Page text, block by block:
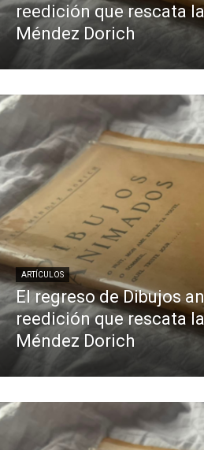
reedición que rescata
Méndez Dorich
ARTÍCULOS
El regreso de Dibujos
reedición que rescata
Méndez Dorich